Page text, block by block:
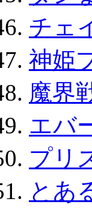
チェ
神姫
魔界
エバ
プリ
とあ